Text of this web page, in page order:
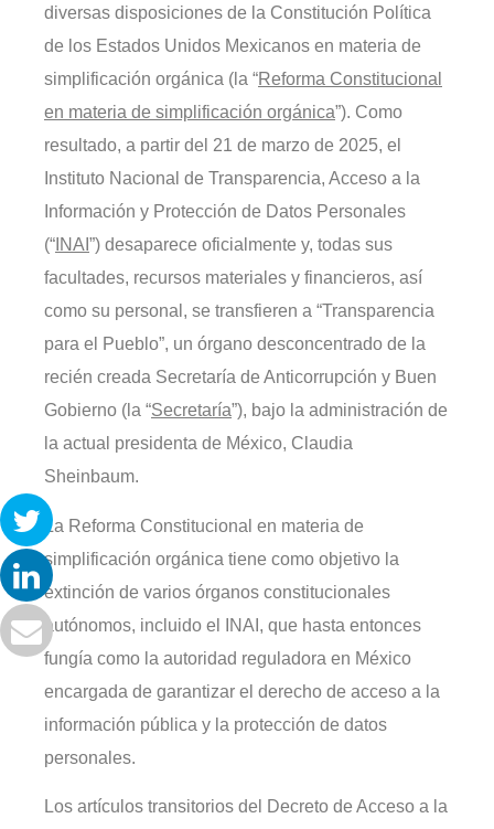
diversas disposiciones de la Constitución Política
de los Estados Unidos Mexicanos en materia de
simplificación orgánica (la “Reforma Constitucional
en materia de simplificación orgánica”). Como
resultado, a partir del 21 de marzo de 2025, el
Instituto Nacional de Transparencia, Acceso a la
Información y Protección de Datos Personales
(“ INAI ”) desaparece oficialmente y, todas sus
facultades, recursos materiales y financieros, así
como su personal, se transfieren a “Transparencia
para el Pueblo”, un órgano desconcentrado de la
recién creada Secretaría de Anticorrupción y Buen
Gobierno (la “Secretaría”), bajo la administración de
la actual presidenta de México, Claudia
Sheinbaum.
La Reforma Constitucional en materia de
simplificación orgánica tiene como objetivo la
extinción de varios órganos constitucionales
autónomos, incluido el INAI, que hasta entonces
fungía como la autoridad reguladora en México
encargada de garantizar el derecho de acceso a la
información pública y la protección de datos
personales.
Los artículos transitorios del Decreto de Acceso a la